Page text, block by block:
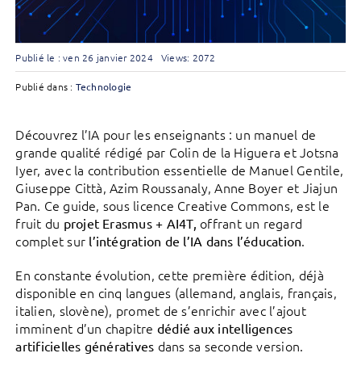
Publié le : ven 26 janvier 2024 Views: 2072
Publié dans : Technologie
Découvrez l’IA pour les enseignants : un manuel de
grande qualité rédigé par Colin de la Higuera et Jotsna
Iyer, avec la contribution essentielle de Manuel Gentile,
Giuseppe Città, Azim Roussanaly, Anne Boyer et Jiajun
Pan. Ce guide, sous licence Creative Commons, est le
fruit du projet Erasmus + AI4T, offrant un regard
complet sur l’intégration de l’IA dans l’éducation.
En constante évolution, cette première édition, déjà
disponible en cinq langues (allemand, anglais, français,
italien, slovène), promet de s’enrichir avec l’ajout
imminent d’un chapitre dédié aux intelligences
artificielles génératives dans sa seconde version.